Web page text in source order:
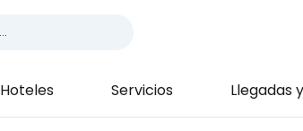
Hoteles Servicios Llegadas